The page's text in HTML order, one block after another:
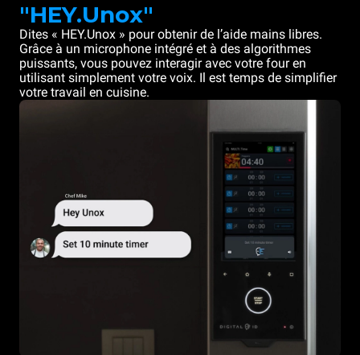
"HEY.Unox"
Dites « HEY.Unox » pour obtenir de l’aide mains libres.
Grâce à un microphone intégré et à des algorithmes
puissants, vous pouvez interagir avec votre four en
utilisant simplement votre voix. Il est temps de simplifier
votre travail en cuisine.